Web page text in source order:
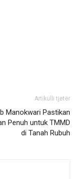
Artikulli tjetër
Manokwari Pastikan
Penuh untuk TMMD
di Tanah Rubuh